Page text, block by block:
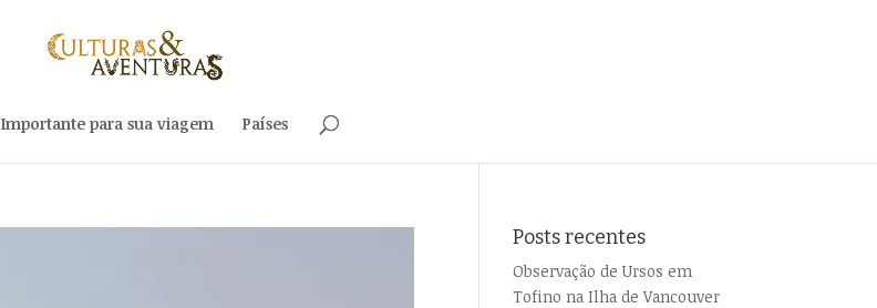
Importante para sua viagem Países
Posts recentes
Observação de Ursos em
Tofino na Ilha de Vancouver